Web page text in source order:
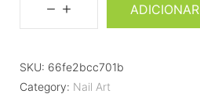
ADICIONAR
SKU: 66fe2bcc701b
Category: Nail Art